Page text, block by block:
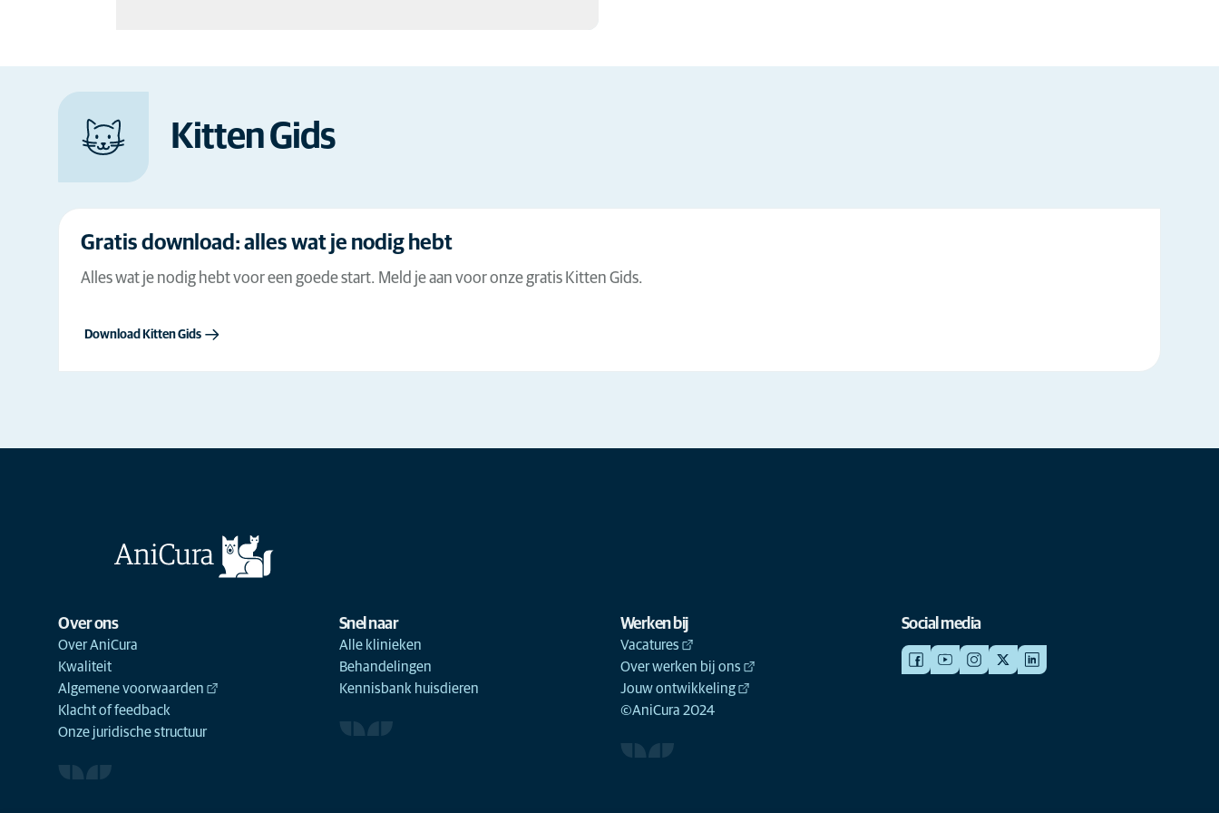
Lees meer
Kitten Gids
Gratis download: alles wat je nodig hebt
Alles wat je nodig hebt voor een goede start. Meld je aan voor onze gratis Kitten Gids.
Download Kitten Gids
Over ons
Over AniCura
Kwaliteit
Algemene voorwaarden
Klacht of feedback
Onze juridische structuur
Snel naar
Alle klinieken
Behandelingen
Kennisbank huisdieren
Werken bij
Vacatures
Over werken bij ons
Jouw ontwikkeling
©AniCura 2024
Social media